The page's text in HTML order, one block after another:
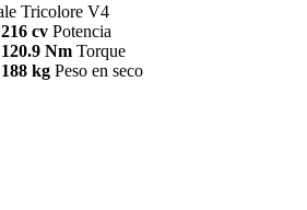
Tricolore V4
216 cv Potencia
120.9 Nm Torque
188 kg Peso en seco